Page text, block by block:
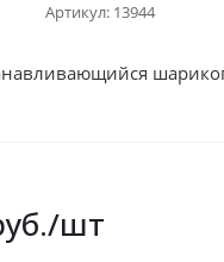
Артикул: 13944
/шт